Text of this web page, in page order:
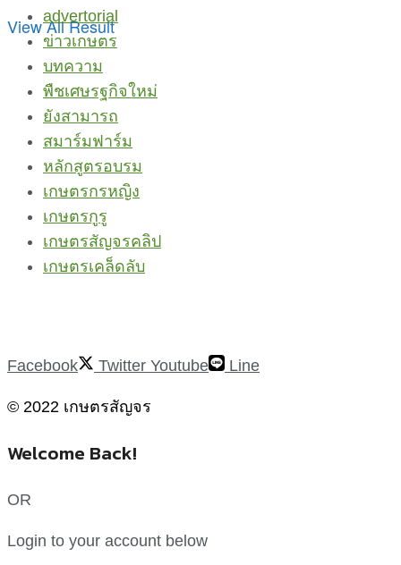
View All Result
advertorial
ข่าวเกษตร
บทความ
พืชเศษรฐกิจใหม่
ยังสามารถ
สมาร์มฟาร์ม
หลักสูตรอบรม
เกษตรกรหญิง
เกษตรกูรู
เกษตรสัญจรคลิป
เกษตรเคล็ดลับ
Facebook Twitter Youtube Line
© 2022 เกษตรสัญจร
Welcome Back!
OR
Login to your account below